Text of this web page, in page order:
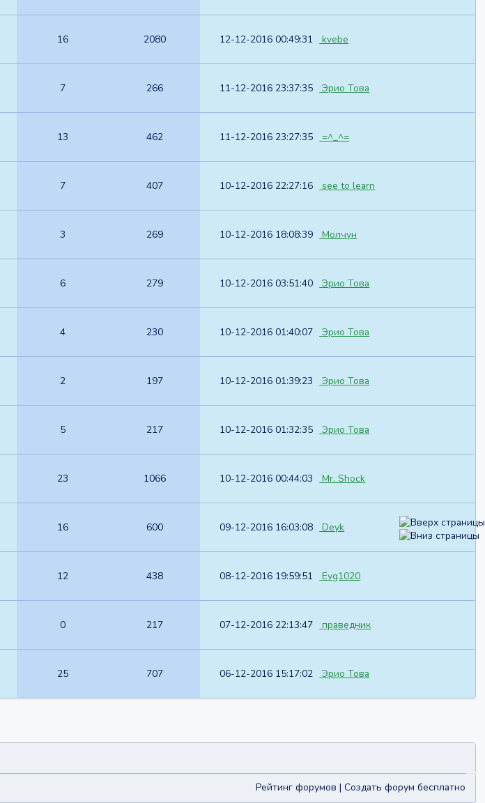
16 2080 12-12-2016 00:49:31 kvebe
7 266 11-12-2016 23:37:35 Эрио Това
13 462 11-12-2016 23:27:35 =^_^=
7 407 10-12-2016 22:27:16 see to learn
3 269 10-12-2016 18:08:39 Молчун
6 279 10-12-2016 03:51:40 Эрио Това
4 230 10-12-2016 01:40:07 Эрио Това
2 197 10-12-2016 01:39:23 Эрио Това
5 217 10-12-2016 01:32:35 Эрио Това
23 1066 10-12-2016 00:44:03 Mr. Shock
16 600 09-12-2016 16:03:08 Deyk
12 438 08-12-2016 19:59:51 Evg1020
0 217 07-12-2016 22:13:47 праведник
25 707 06-12-2016 15:17:02 Эрио Това
Рейтинг форумов | Создать форум бесплатно